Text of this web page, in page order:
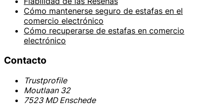
Cómo mantenerse seguro de estafas en el
comercio electrónico
Cómo recuperarse de estafas en comercio
electrónico
Contacto
Trustprofile
Moutlaan 32
7523 MD Enschede